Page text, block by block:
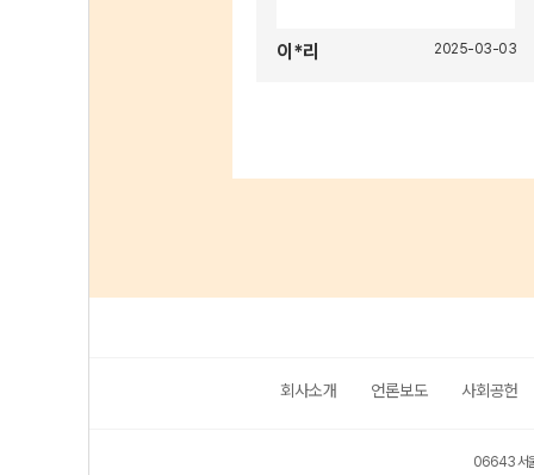
이*리 2025-03-03
회사소개 언론보도 사회공헌
06643 서